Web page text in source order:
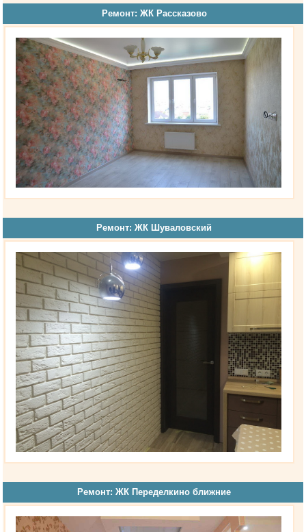
Ремонт: ЖК Рассказово
Ремонт: ЖК Шуваловский
Ремонт: ЖК Переделкино ближние